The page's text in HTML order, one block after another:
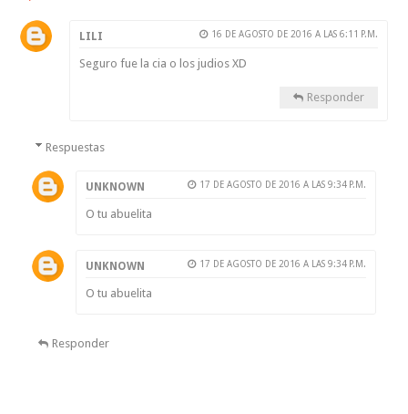
LILI 16 DE AGOSTO DE 2016 A LAS 6:11 P.M.
Seguro fue la cia o los judios XD
Responder
Respuestas
UNKNOWN 17 DE AGOSTO DE 2016 A LAS 9:34 P.M.
O tu abuelita
UNKNOWN 17 DE AGOSTO DE 2016 A LAS 9:34 P.M.
O tu abuelita
Responder